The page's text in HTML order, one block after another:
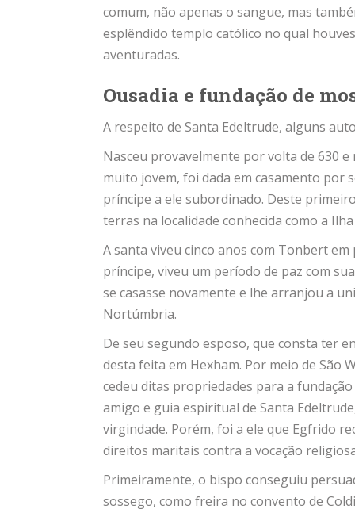
comum, não apenas o sangue, mas
esplêndido templo católico no qual
aventuradas.
Ousadia e fundação de
A respeito de Santa Edeltrude, alguns
Nasceu provavelmente por volta de 630
muito jovem, foi dada em casamento por
príncipe a ele subordinado. Deste
terras na localidade conhecida como a Ilha
A santa viveu cinco anos com Tonbert
príncipe, viveu um pe­río­do de paz com
se casasse novamente e lhe arranjou a
Nortúmbria.
De seu segundo esposo, que consta ter
desta feita em Hexham. Por meio de São
cedeu ditas propriedades para a
amigo e guia espiritual de Santa
virgindade. Porém, foi a ele que Egfrido
direitos maritais contra a vocação
Primeiramente, o bispo conseguiu
sossego, como freira no convento de